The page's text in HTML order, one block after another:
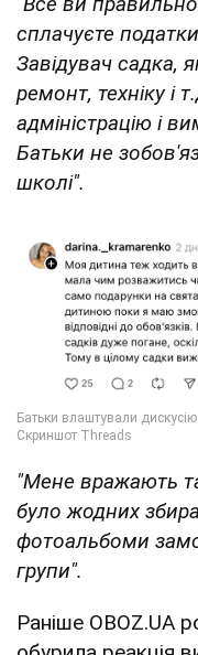
сплачуєте
Завідувач садка,
ремонт, техніку і
адміністрацію і
Батьки не
школі".
"Мене вражають
було жодних
фотоальбоми
групи".
Раніше OBOZ.UA